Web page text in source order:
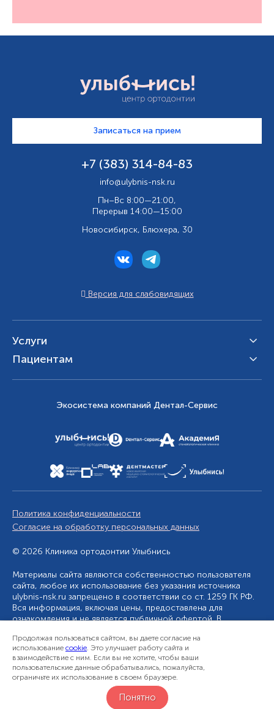
Записаться на прием
+7 (383) 314-84-83
info@ulybnis-nsk.ru
Пн–Вс 8:00—21:00,
Перерыв 14:00—15:00
Новосибирск, Блюхера, 30
Версия для слабовидящих
Услуги
Пациентам
Экосистема компаний Дентал-Сервис
Политика конфиденциальности
Согласие на обработку персональных данных
© 2026 Клиника ортодонтии Улыбнись
Материалы сайта являются собственностью пользователя
сайта, любое их использование без указания источника
ulybnis-nsk.ru запрещено в соответствии со ст. 1259 ГК РФ.
Вся информация, включая цены, предоставлена для
ознакомления и не является публичной офертой. В
разработанные Freepik. Фотоизображения людей,
используемые на сайте, размещены исключительно с их
согласия в рамках трудовых и гражданско-правовых
отношений с ними.
ИМЕЮТСЯ ПРОТИВОПОКАЗАНИЯ. НЕОБХОДИМА
Продолжая пользоваться сайтом, вы даете согласие на
использование cookie. Это улучшает работу сайта и
взаимодействие с ним. Если вы не хотите, чтобы ваши
пользовательские данные обрабатывались, пожалуйста,
ограничьте их использование в своем браузере.
Понятно